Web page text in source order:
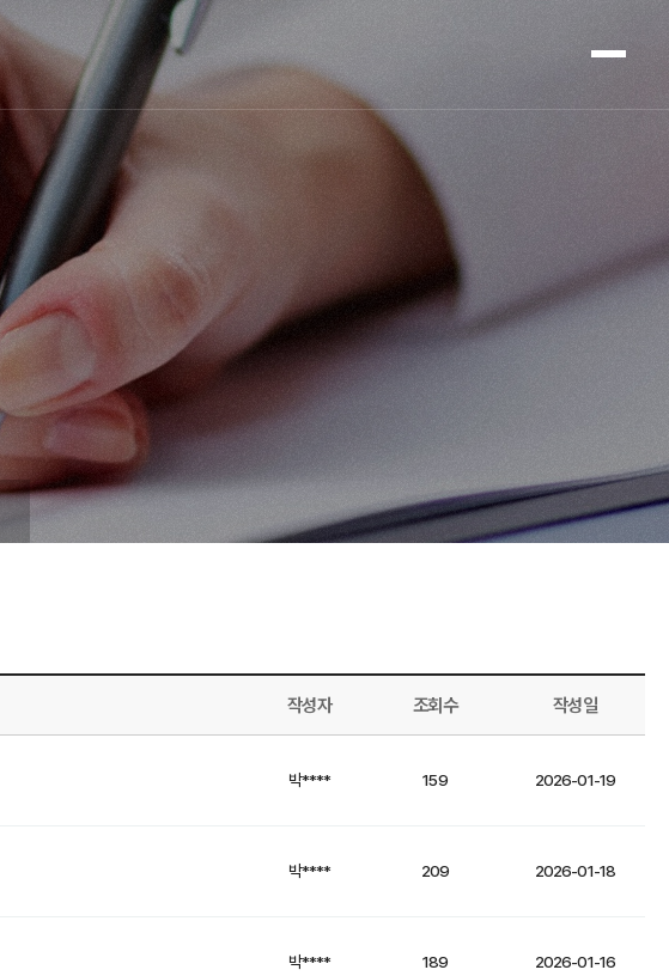
작성자 조회수 작성일
박**** 159 2026-01-19
박**** 209 2026-01-18
박**** 189 2026-01-16